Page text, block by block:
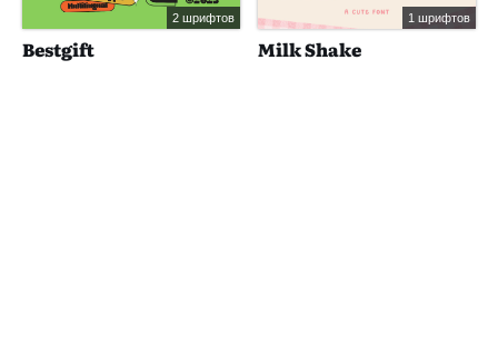
2 шрифтов
Bestgift
1 шрифтов
Milk Shake